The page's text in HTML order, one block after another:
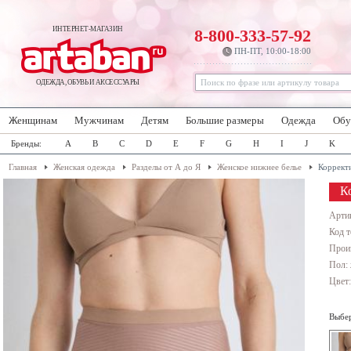
ИНТЕРНЕТ-МАГАЗИН
ОДЕЖДА, ОБУВЬ И АКСЕССУАРЫ
8-800-333-57-92
ПН-ПТ, 10:00-18:00
Женщинам Мужчинам Детям Большие размеры Одежда
Бренды: A B C D E F G H I J K
Главная Женская одежда Разделы от А до Я Женское нижнее белье
Код
Пол: